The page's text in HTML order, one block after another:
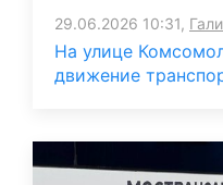
29.06.2026 10:31,
На улице
движение